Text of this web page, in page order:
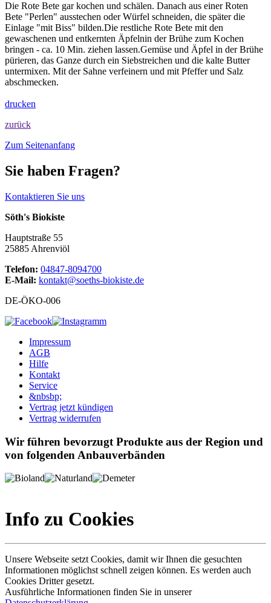
Die Rote Bete gar kochen und schälen. Danach aus einer Roten
Bete "Perlen" ausstechen oder Würfel schneiden, die später die
Einlage "mit Biss" bilden.Die restliche Rote Bete mit den
gewaschenen und entkernten Äpfelnin der Brühe zum Kochen
bringen - ca. 10 Min. ziehen lassen.Gemüse und Äpfel in der Brühe
pürieren, das Ganze durch ein Siebstreichen und die kalte Butter
untermixen. Mit der Sahne verfeinern und mit Pfeffer und Salz
abschmecken.
drucken
zurück
Zum Seitenanfang
Sie haben Fragen?
Kontaktieren Sie uns
Söth's Biokiste
Hauptstraße 55
25885 Ahrenviöl
Telefon: 04847-8094700
E-Mail: kontakt@soeths-biokiste.de
DE-ÖKO-006
Impressum
AGB
Hilfe
Kontakt
Service
&nbsbp;
Vertrag jetzt kündigen
Vertrag widerrufen
Wir führen bevorzugt Produkte aus der Region und
von folgenden Anbauverbänden
Info zu Cookies
Unsere Webseite setzt Cookies, damit wir Ihnen die gesuchten
Informationen möglichst schnell zeigen können. Es werden auch
Cookies Dritter gesetzt.
Ausführliche Informationen finden Sie in unserer